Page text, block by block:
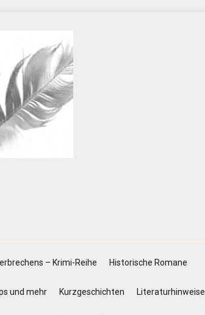
– Krimi-Reihe Historische Romane
und mehr Kurzgeschichten Literaturhinweise